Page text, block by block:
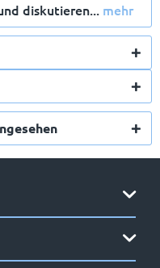
diskutieren... mehr